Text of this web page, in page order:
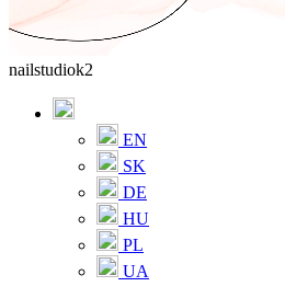
nailstudiok2
EN
SK
DE
HU
PL
UA